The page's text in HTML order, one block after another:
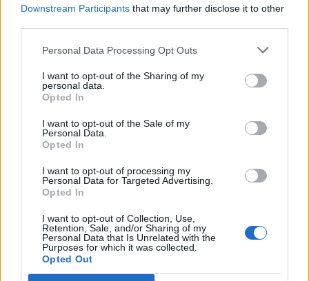
Downstream Participants that may further disclose it to other
Personal Data Processing Opt Outs
I want to opt-out of the Sharing of my
personal data.
Opted In
I want to opt-out of the Sale of my
Personal Data.
Opted In
I want to opt-out of processing my
Personal Data for Targeted Advertising.
Opted In
I want to opt-out of Collection, Use,
Retention, Sale, and/or Sharing of my
Personal Data that Is Unrelated with the
Purposes for which it was collected.
Opted Out
VAI ALLA VERSIONE CLASSICA
Il materiale (testo, foto e video) consultabile in questo portale è di nostra proprietà.
Alcune foto (screenshot) ed articoli presenti su "Calciomercato Magazine" sono in parte
giunti da internet, in quanto arrivati alla nostra attenzione attraverso regolari
quindi valutati di pubblico dominio. Se i soggetti o gli autori avessero qualcosa in